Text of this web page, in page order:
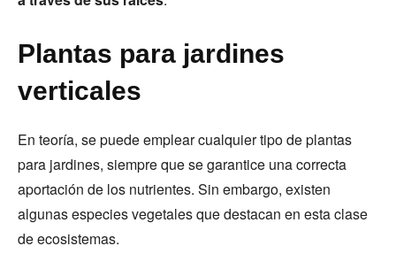
Plantas para jardines
verticales
En teoría, se puede emplear cualquier tipo de plantas
para jardines, siempre que se garantice una correcta
aportación de los nutrientes. Sin embargo, existen
algunas especies vegetales que destacan en esta clase
de ecosistemas.